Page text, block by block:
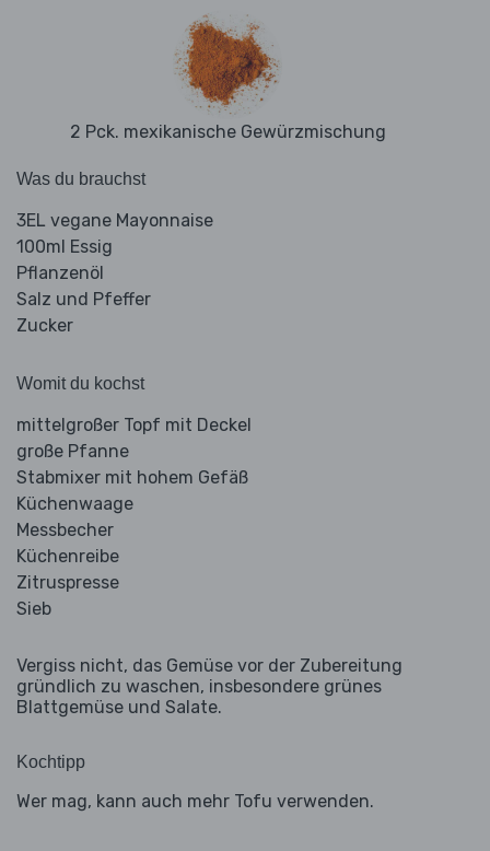
2 Pck. mexikanische Gewürzmischung
Was du brauchst
3EL vegane Mayonnaise
100ml Essig
Pflanzenöl
Salz und Pfeffer
Zucker
Womit du kochst
mittelgroßer Topf mit Deckel
große Pfanne
Stabmixer mit hohem Gefäß
Küchenwaage
Messbecher
Küchenreibe
Zitruspresse
Sieb
Vergiss nicht, das Gemüse vor der Zubereitung
gründlich zu waschen, insbesondere grünes
Blattgemüse und Salate.
Kochtipp
Wer mag, kann auch mehr Tofu verwenden.